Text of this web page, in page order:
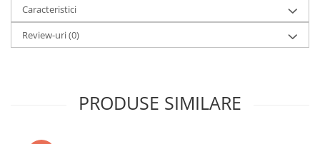
Caracteristici
Review-uri(0)
PRODUSE SIMILARE